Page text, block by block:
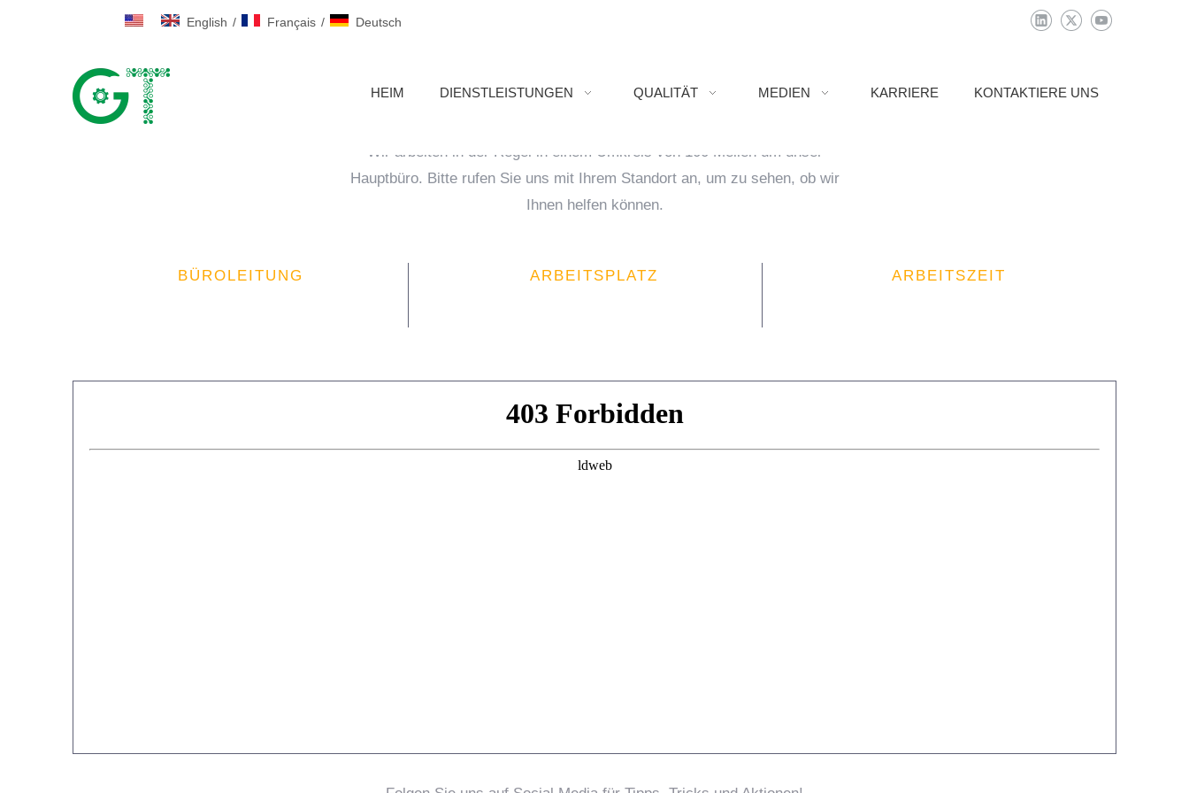
English / Français / Deutsch
HEIM DIENSTLEISTUNGEN QUALITÄT MEDIEN KARRIERE KONTAKTIERE UNS
KONTAKTINFORMATION
Wir arbeiten in der Regel in einem Umkreis von 100 Meilen um unser
Hauptbüro. Bitte rufen Sie uns mit Ihrem Standort an, um zu sehen, ob wir
Ihnen helfen können.
BÜROLEITUNG ARBEITSPLATZ ARBEITSZEIT